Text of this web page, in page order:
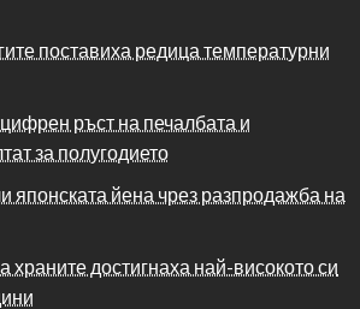
поставиха редица температурни
ръст на печалбата и
за полугодието
йена чрез разпродажба на
храните достигнаха най-високото си